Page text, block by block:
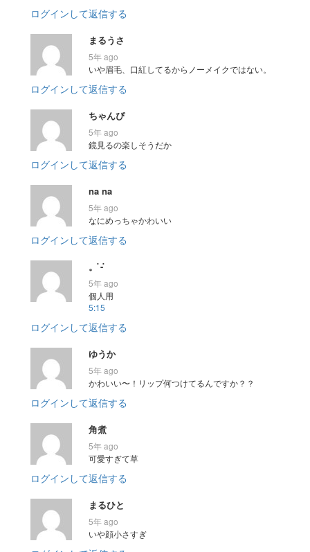
ログインして返信する
まるうさ
5年 ago
いや眉毛、口紅してるからノーメイクではない。
ログインして返信する
ちゃんぴ
5年 ago
鏡見るの楽しそうだか
ログインして返信する
na na
5年 ago
なにめっちゃかわいい
ログインして返信する
。 ̇- ̇
5年 ago
個人用
5:15
ログインして返信する
ゆうか
5年 ago
かわいい〜！リップ何つけてるんですか？？
ログインして返信する
角煮
5年 ago
可愛すぎて草
ログインして返信する
まるひと
5年 ago
いや顔小さすぎ